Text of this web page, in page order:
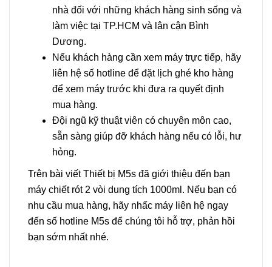
nhà đối với những khách hàng sinh sống và
làm việc tại TP.HCM và lân cận Bình
Dương.
Nếu khách hàng cần xem máy trực tiếp, hãy
liên hệ số hotline để đặt lịch ghé kho hàng
để xem máy trước khi đưa ra quyết định
mua hàng.
Đội ngũ kỹ thuật viên có chuyên môn cao,
sẵn sàng giúp đỡ khách hàng nếu có lỗi, hư
hỏng.
Trên bài viết Thiết bị M5s đã giới thiệu đến bạn
máy chiết rót 2 vòi dung tích 1000ml. Nếu bạn có
nhu cầu mua hàng, hãy nhấc máy liên hệ ngay
đến số hotline M5s để chúng tôi hỗ trợ, phản hồi
bạn sớm nhất nhé.